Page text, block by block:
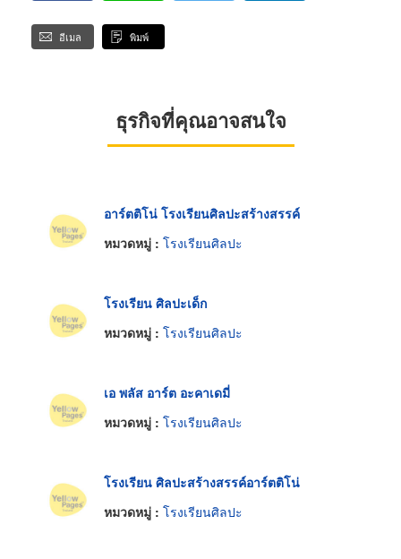
อีเมล พิมพ์
ธุรกิจที่คุณอาจสนใจ
อาร์ตติโน่ โรงเรียนศิลปะสร้างสรรค์
หมวดหมู่ : โรงเรียนศิลปะ
โรงเรียน ศิลปะเด็ก
หมวดหมู่ : โรงเรียนศิลปะ
เอ พลัส อาร์ต อะคาเดมี่
หมวดหมู่ : โรงเรียนศิลปะ
โรงเรียน ศิลปะสร้างสรรค์อาร์ตติโน่
หมวดหมู่ : โรงเรียนศิลปะ